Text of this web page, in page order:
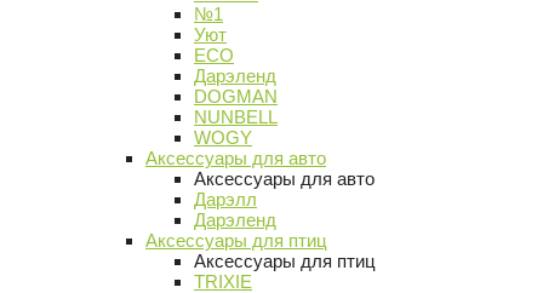
№1
Уют
ECO
Дарэленд
DOGMAN
NUNBELL
WOGY
Аксессуары для авто
Аксессуары для авто
Дарэлл
Дарэленд
Аксессуары для птиц
Аксессуары для птиц
TRIXIE